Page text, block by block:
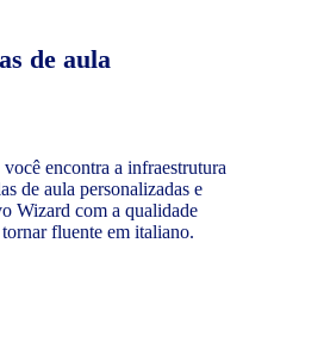
de aula
encontra a infraestrutura
de aula personalizadas e
Wizard com a qualidade
tornar fluente em italiano.